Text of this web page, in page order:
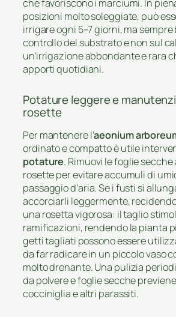
che favoriscono i marciumi. In
posizioni molto soleggiate, può
irrigare ogni 5–7 giorni, ma
controllo del substrato e non sul
un’irrigazione abbondante e rara
apporti quotidiani.
Potature leggere e
rosette
Per mantenere l’aeonium
ordinato e compatto è utile
potature. Rimuovi le foglie
rosette per evitare accumuli di
passaggio d’aria. Se i fusti si
accorciarli leggermente,
una rosetta vigorosa: il taglio
ramificazioni, rendendo la pianta
getti tagliati possono essere
da far radicare in un piccolo vaso
molto drenante. Una pulizia
da polvere e foglie secche previene
cocciniglia e altri parassiti.